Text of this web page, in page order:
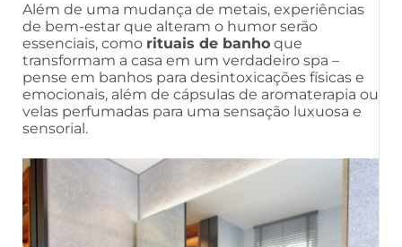
Além de uma mudança de metais, experiências
de bem-estar que alteram o humor serão
essenciais, como rituais de banho que
transformam a casa em um verdadeiro spa –
pense em banhos para desintoxicações físicas e
emocionais, além de cápsulas de aromaterapia ou
velas perfumadas para uma sensação luxuosa e
sensorial.